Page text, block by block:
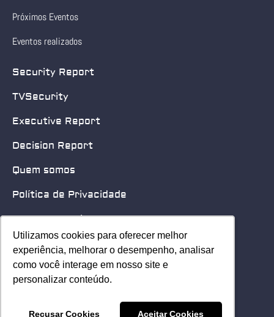
Utilizamos cookies para oferecer melhor
experiência, melhorar o desempenho, analisar
como você interage em nosso site e
personalizar conteúdo.
Recusar Cookies Aceitar Cookies
Utilizamos cookies para oferecer melhor
experiência, melhorar o desempenho, analisar
como você interage em nosso site e
personalizar conteúdo.
Recusar Cookies Aceitar Cookies
Próximos Eventos
Eventos realizados
Security Report
TVSecurity
Executive Report
Decision Report
Quem somos
Política de Privacidade
Quero patrocinar
Contato
Home
© 2025 Security Leader. Todos os Direitos Reservados.